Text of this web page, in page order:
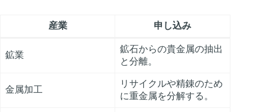
産業 申し込み
鉱業
鉱石からの貴金属の抽出
と分離。
金属加工
リサイクルや精錬のため
に重金属を分解する。